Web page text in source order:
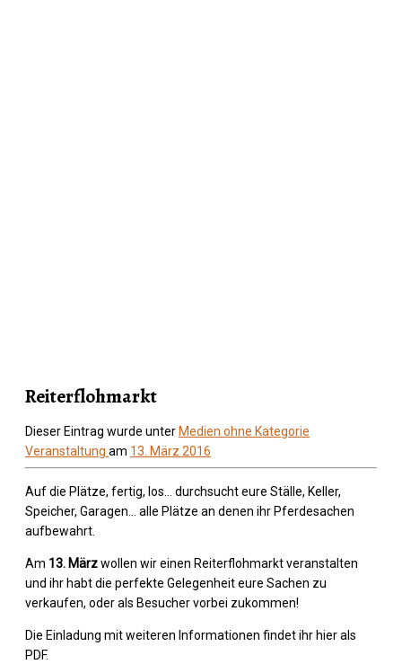
Reiterflohmarkt
Dieser Eintrag wurde unter Medien ohne Kategorie
Veranstaltung am 13. März 2016
Auf die Plätze, fertig, los… durchsucht eure Ställe, Keller,
Speicher, Garagen… alle Plätze an denen ihr Pferdesachen
aufbewahrt.
Am 13. Märzwollen wir einen Reiterflohmarkt veranstalten
und ihr habt die perfekte Gelegenheit eure Sachen zu
verkaufen, oder als Besucher vorbei zukommen!
Die Einladung mit weiteren Informationen findet ihr hier als
PDF.